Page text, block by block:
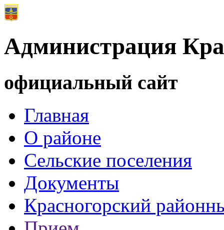
Администрация
официальный сайт
Главная
О районе
Сельские поселения
Документы
Красногорский